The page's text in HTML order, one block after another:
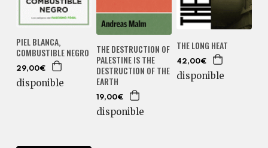
PIEL BLANCA,
COMBUSTIBLE NEGRO
29,00€
disponible
THE DESTRUCTION OF
PALESTINE IS THE
DESTRUCTION OF THE
EARTH
19,00€
disponible
THE LONG HEAT
42,00€
disponible